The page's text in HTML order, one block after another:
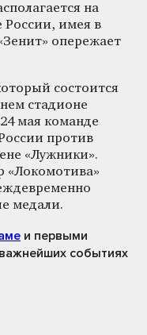
на
России, имея в
опережает
состоится
стадионе
мая команде
против
«Лужники».
«Локомотива»
медали.
и первыми
событиях